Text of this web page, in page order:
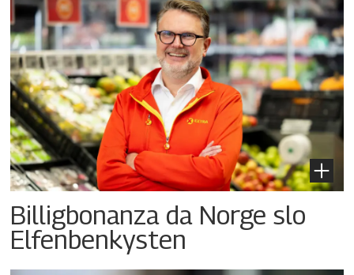
Billigbonanza da Norge slo
Elfenbenkysten